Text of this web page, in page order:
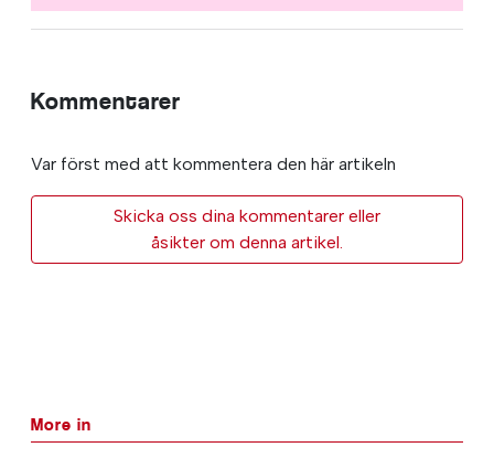
Kommentarer
Var först med att kommentera den här artikeln
Skicka oss dina kommentarer eller
åsikter om denna artikel.
More in